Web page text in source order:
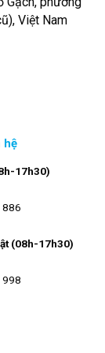
Việt Nam
hệ
17h30)
886
(08h-17h30)
998